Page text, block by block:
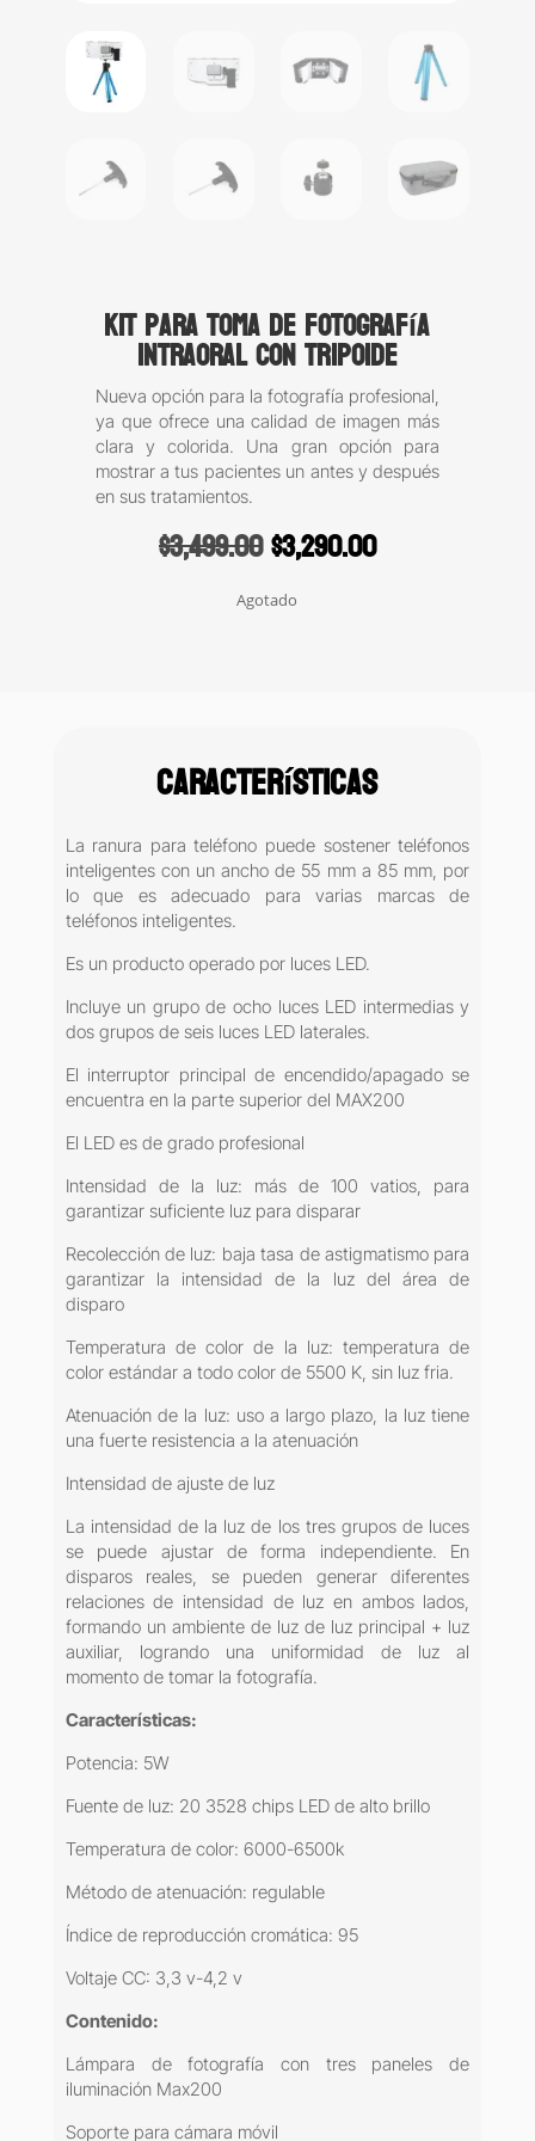
Kit para toma de fotografía
intraoral con tripoide
Nueva opción para la fotografía profesional,
ya que ofrece una calidad de imagen más
clara y colorida. Una gran opción para
mostrar a tus pacientes un antes y después
en sus tratamientos.
$3,499.00Original
price
was:
$3,290.00Current
Agotado
Características
La ranura para teléfono puede sostener teléfonos
inteligentes con un ancho de 55 mm a 85 mm, por
lo que es adecuado para varias marcas de
teléfonos inteligentes.
Es un producto operado por luces LED.
Incluye un grupo de ocho luces LED intermedias y
dos grupos de seis luces LED laterales.
El interruptor principal de encendido/apagado se
encuentra en la parte superior del MAX200
El LED es de grado profesional
Intensidad de la luz: más de 100 vatios, para
garantizar suficiente luz para disparar
Recolección de luz: baja tasa de astigmatismo para
garantizar la intensidad de la luz del área de
disparo
Temperatura de color de la luz: temperatura de
color estándar a todo color de 5500 K, sin luz fria.
Atenuación de la luz: uso a largo plazo, la luz tiene
una fuerte resistencia a la atenuación
Intensidad de ajuste de luz
La intensidad de la luz de los tres grupos de luces
se puede ajustar de forma independiente. En
disparos reales, se pueden generar diferentes
relaciones de intensidad de luz en ambos lados,
formando un ambiente de luz de luz principal + luz
auxiliar, logrando una uniformidad de luz al
momento de tomar la fotografía.
Características:
Potencia: 5W
Fuente de luz: 20 3528 chips LED de alto brillo
Temperatura de color: 6000-6500k
Método de atenuación: regulable
Índice de reproducción cromática: 95
Voltaje CC: 3,3 v-4,2 v
Contenido:
Lámpara de fotografía con tres paneles de
iluminación Max200
Soporte para cámara móvil